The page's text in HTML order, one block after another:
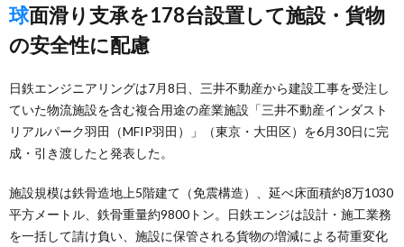
球面滑り支承を178台設置して施設・貨物
の安全性に配慮
日鉄エンジニアリングは7月8日、三井不動産から建設工事を受注し
ていた物流施設を含む複合用途の産業施設「三井不動産インダスト
リアルパーク羽田（MFIP羽田）」（東京・大田区）を6月30日に完
成・引き渡したと発表した。
施設規模は鉄骨造地上5階建て（免震構造）、延べ床面積約8万1030
平方メートル、鉄骨重量約9800トン。日鉄エンジは設計・施工業務
を一括して請け負い、施設に保管される貨物の増減による荷重変化